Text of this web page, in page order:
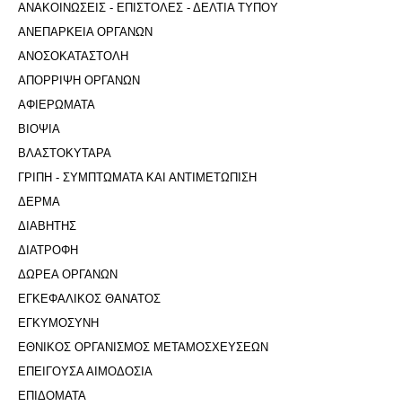
ΑΝΑΚΟΙΝΩΣΕΙΣ - ΕΠΙΣΤΟΛΕΣ - ΔΕΛΤΙΑ ΤΥΠΟΥ
ΑΝΕΠΑΡΚΕΙΑ ΟΡΓΑΝΩΝ
ΑΝΟΣΟΚΑΤΑΣΤΟΛΗ
ΑΠΟΡΡΙΨΗ ΟΡΓΑΝΩΝ
ΑΦΙΕΡΩΜΑΤΑ
ΒΙΟΨΙΑ
ΒΛΑΣΤΟΚΥΤΑΡΑ
ΓΡΙΠΗ - ΣΥΜΠΤΩΜΑΤΑ ΚΑΙ ΑΝΤΙΜΕΤΩΠΙΣΗ
ΔΕΡΜΑ
ΔΙΑΒΗΤΗΣ
ΔΙΑΤΡΟΦΗ
ΔΩΡΕΑ ΟΡΓΑΝΩΝ
ΕΓΚΕΦΑΛΙΚΟΣ ΘΑΝΑΤΟΣ
ΕΓΚΥΜΟΣΥΝΗ
ΕΘΝΙΚΟΣ ΟΡΓΑΝΙΣΜΟΣ ΜΕΤΑΜΟΣΧΕΥΣΕΩΝ
ΕΠΕΙΓΟΥΣΑ ΑΙΜΟΔΟΣΙΑ
ΕΠΙΔΟΜΑΤΑ